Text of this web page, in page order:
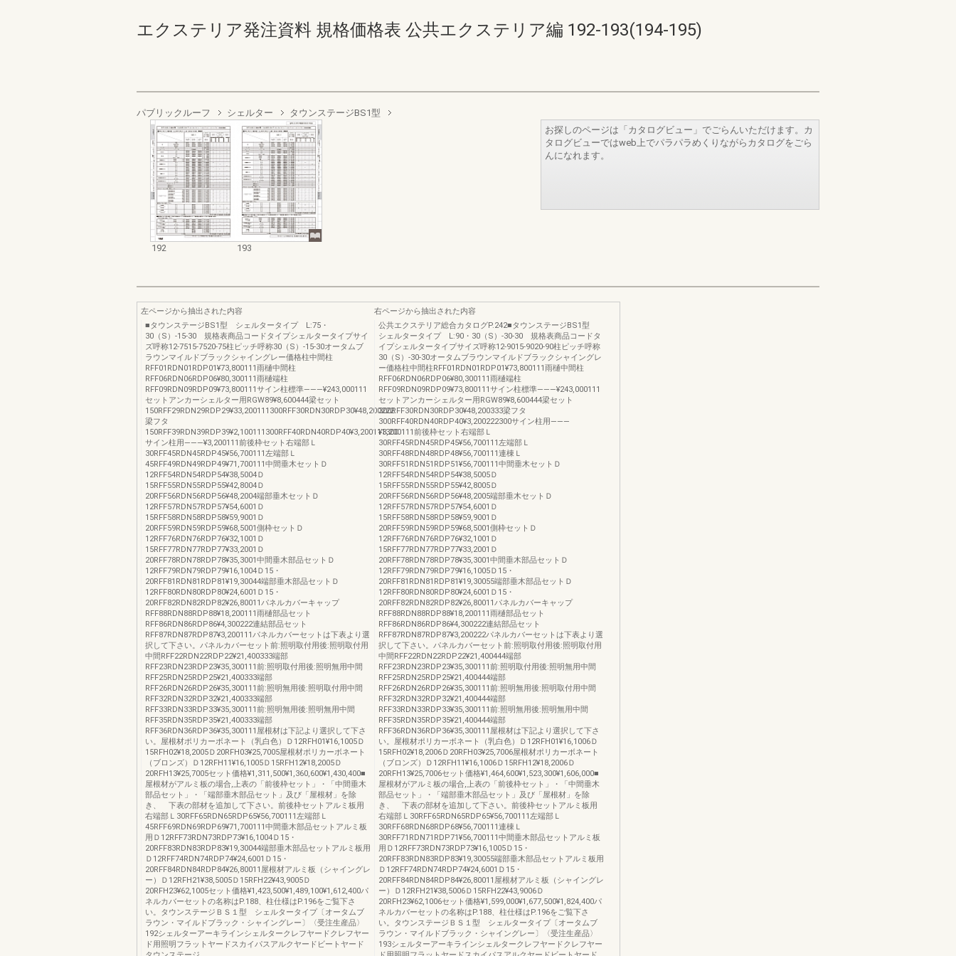
エクステリア発注資料 規格価格表 公共エクステリア編 192-193(194-195)
パブリックルーフ シェルター タウンステージBS1型
192 193
お探しのページは「カタログビュー」でごらんいただけます。カ
タログビューではweb上でパラパラめくりながらカタログをごら
んになれます。
左ページから抽出された内容
■タウンステージBS1型 シェルタータイプ L:75・
30（S）-15-30 規格表商品コードタイプシェルタータイプサイ
ズ呼称12-7515-7520-75柱ピッチ呼称30（S）-15-30オータムブ
ラウンマイルドブラックシャイングレー価格柱中間柱
RFF01RDN01RDP01¥73,800111雨樋中間柱
RFF06RDN06RDP06¥80,300111雨樋端柱
RFF09RDN09RDP09¥73,800111サイン柱標準———¥243,000111
セットアンカーシェルター用RGW89¥8,600444梁セット
150RFF29RDN29RDP29¥33,200111300RFF30RDN30RDP30¥48,200222
梁フタ
150RFF39RDN39RDP39¥2,100111300RFF40RDN40RDP40¥3,200111300
サイン柱用———¥3,200111前後枠セット右端部Ｌ
30RFF45RDN45RDP45¥56,700111左端部Ｌ
45RFF49RDN49RDP49¥71,700111中間垂木セットＤ
12RFF54RDN54RDP54¥38,5004Ｄ
15RFF55RDN55RDP55¥42,8004Ｄ
20RFF56RDN56RDP56¥48,2004端部垂木セットＤ
12RFF57RDN57RDP57¥54,6001Ｄ
15RFF58RDN58RDP58¥59,9001Ｄ
20RFF59RDN59RDP59¥68,5001側枠セットＤ
12RFF76RDN76RDP76¥32,1001Ｄ
15RFF77RDN77RDP77¥33,2001Ｄ
20RFF78RDN78RDP78¥35,3001中間垂木部品セットＤ
12RFF79RDN79RDP79¥16,1004Ｄ15・
20RFF81RDN81RDP81¥19,30044端部垂木部品セットＤ
12RFF80RDN80RDP80¥24,6001Ｄ15・
20RFF82RDN82RDP82¥26,80011パネルカバーキャップ
RFF88RDN88RDP88¥18,200111雨樋部品セット
RFF86RDN86RDP86¥4,300222連結部品セット
RFF87RDN87RDP87¥3,200111パネルカバーセットは下表より選
択して下さい。パネルカバーセット前:照明取付用後:照明取付用
中間RFF22RDN22RDP22¥21,400333端部
RFF23RDN23RDP23¥35,300111前:照明取付用後:照明無用中間
RFF25RDN25RDP25¥21,400333端部
RFF26RDN26RDP26¥35,300111前:照明無用後:照明取付用中間
RFF32RDN32RDP32¥21,400333端部
RFF33RDN33RDP33¥35,300111前:照明無用後:照明無用中間
RFF35RDN35RDP35¥21,400333端部
RFF36RDN36RDP36¥35,300111屋根材は下記より選択して下さ
い。屋根材ポリカーボネート（乳白色）Ｄ12RFH01¥16,1005Ｄ
15RFH02¥18,2005Ｄ20RFH03¥25,7005屋根材ポリカーボネート
（ブロンズ）Ｄ12RFH11¥16,1005Ｄ15RFH12¥18,2005Ｄ
20RFH13¥25,7005セット価格¥1,311,500¥1,360,600¥1,430,400■
屋根材がアルミ板の場合,上表の「前後枠セット」・「中間垂木
部品セット」・「端部垂木部品セット」及び「屋根材」を除
き、 下表の部材を追加して下さい。前後枠セットアルミ板用
右端部Ｌ30RFF65RDN65RDP65¥56,700111左端部Ｌ
45RFF69RDN69RDP69¥71,700111中間垂木部品セットアルミ板
用Ｄ12RFF73RDN73RDP73¥16,1004Ｄ15・
20RFF83RDN83RDP83¥19,30044端部垂木部品セットアルミ板用
Ｄ12RFF74RDN74RDP74¥24,6001Ｄ15・
20RFF84RDN84RDP84¥26,80011屋根材アルミ板（シャイングレ
ー）Ｄ12RFH21¥38,5005Ｄ15RFH22¥43,9005Ｄ
20RFH23¥62,1005セット価格¥1,423,500¥1,489,100¥1,612,400パ
ネルカバーセットの名称はP.188、柱仕様はP.196をご覧下さ
い。タウンステージＢＳ１型 シェルタータイプ〔オータムブ
ラウン・マイルドブラック・シャイングレー〕〈受注生産品〉
192シェルターアーキラインシェルタークレフヤードクレフヤー
ド用照明フラットヤードスカイパスアルクヤードビートヤード
右ページから抽出された内容
公共エクステリア総合カタログP.242■タウンステージBS1型
シェルタータイプ L:90・30（S）-30-30 規格表商品コードタ
イプシェルタータイプサイズ呼称12-9015-9020-90柱ピッチ呼称
30（S）-30-30オータムブラウンマイルドブラックシャイングレ
ー価格柱中間柱RFF01RDN01RDP01¥73,800111雨樋中間柱
RFF06RDN06RDP06¥80,300111雨樋端柱
RFF09RDN09RDP09¥73,800111サイン柱標準———¥243,000111
セットアンカーシェルター用RGW89¥8,600444梁セット
300RFF30RDN30RDP30¥48,200333梁フタ
300RFF40RDN40RDP40¥3,200222300サイン柱用———
¥3,200111前後枠セット右端部Ｌ
30RFF45RDN45RDP45¥56,700111左端部Ｌ
30RFF48RDN48RDP48¥56,700111連棟Ｌ
30RFF51RDN51RDP51¥56,700111中間垂木セットＤ
12RFF54RDN54RDP54¥38,5005Ｄ
15RFF55RDN55RDP55¥42,8005Ｄ
20RFF56RDN56RDP56¥48,2005端部垂木セットＤ
12RFF57RDN57RDP57¥54,6001Ｄ
15RFF58RDN58RDP58¥59,9001Ｄ
20RFF59RDN59RDP59¥68,5001側枠セットＤ
12RFF76RDN76RDP76¥32,1001Ｄ
15RFF77RDN77RDP77¥33,2001Ｄ
20RFF78RDN78RDP78¥35,3001中間垂木部品セットＤ
12RFF79RDN79RDP79¥16,1005Ｄ15・
20RFF81RDN81RDP81¥19,30055端部垂木部品セットＤ
12RFF80RDN80RDP80¥24,6001Ｄ15・
20RFF82RDN82RDP82¥26,80011パネルカバーキャップ
RFF88RDN88RDP88¥18,200111雨樋部品セット
RFF86RDN86RDP86¥4,300222連結部品セット
RFF87RDN87RDP87¥3,200222パネルカバーセットは下表より選
択して下さい。パネルカバーセット前:照明取付用後:照明取付用
中間RFF22RDN22RDP22¥21,400444端部
RFF23RDN23RDP23¥35,300111前:照明取付用後:照明無用中間
RFF25RDN25RDP25¥21,400444端部
RFF26RDN26RDP26¥35,300111前:照明無用後:照明取付用中間
RFF32RDN32RDP32¥21,400444端部
RFF33RDN33RDP33¥35,300111前:照明無用後:照明無用中間
RFF35RDN35RDP35¥21,400444端部
RFF36RDN36RDP36¥35,300111屋根材は下記より選択して下さ
い。屋根材ポリカーボネート（乳白色）Ｄ12RFH01¥16,1006Ｄ
15RFH02¥18,2006Ｄ20RFH03¥25,7006屋根材ポリカーボネート
（ブロンズ）Ｄ12RFH11¥16,1006Ｄ15RFH12¥18,2006Ｄ
20RFH13¥25,7006セット価格¥1,464,600¥1,523,300¥1,606,000■
屋根材がアルミ板の場合,上表の「前後枠セット」・「中間垂木
部品セット」・「端部垂木部品セット」及び「屋根材」を除
き、 下表の部材を追加して下さい。前後枠セットアルミ板用
右端部Ｌ30RFF65RDN65RDP65¥56,700111左端部Ｌ
30RFF68RDN68RDP68¥56,700111連棟Ｌ
30RFF71RDN71RDP71¥56,700111中間垂木部品セットアルミ板
用Ｄ12RFF73RDN73RDP73¥16,1005Ｄ15・
20RFF83RDN83RDP83¥19,30055端部垂木部品セットアルミ板用
Ｄ12RFF74RDN74RDP74¥24,6001Ｄ15・
20RFF84RDN84RDP84¥26,80011屋根材アルミ板（シャイングレ
ー）Ｄ12RFH21¥38,5006Ｄ15RFH22¥43,9006Ｄ
20RFH23¥62,1006セット価格¥1,599,000¥1,677,500¥1,824,400パ
ネルカバーセットの名称はP.188、柱仕様はP.196をご覧下さ
い。タウンステージＢＳ１型 シェルタータイプ〔オータムブ
ラウン・マイルドブラック・シャイングレー〕〈受注生産品〉
193シェルターアーキラインシェルタークレフヤードクレフヤー